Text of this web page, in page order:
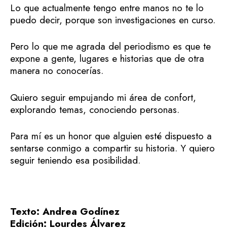
Lo que actualmente tengo entre manos no te lo
puedo decir, porque son investigaciones en curso.
Pero lo que me agrada del periodismo es que te
expone a gente, lugares e historias que de otra
manera no conocerías.
Quiero seguir empujando mi área de confort,
explorando temas, conociendo personas.
Para mí es un honor que alguien esté dispuesto a
sentarse conmigo a compartir su historia. Y quiero
seguir teniendo esa posibilidad.
Texto: Andrea Godínez
Edición: Lourdes Álvarez